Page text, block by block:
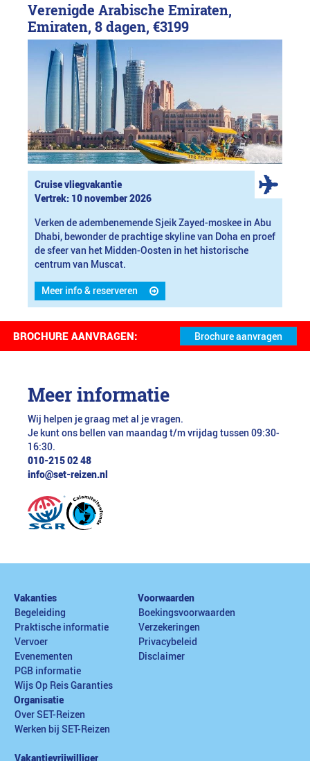
Verenigde Arabische Emiraten,
Emiraten, 8 dagen, €3199
Cruise vliegvakantie
Vertrek: 10 november 2026
Verken de adembenemende Sjeik Zayed-moskee in Abu
Dhabi, bewonder de prachtige skyline van Doha en proef
de sfeer van het Midden-Oosten in het historische
centrum van Muscat.
Meer info & reserveren
BROCHURE AANVRAGEN:
Meer informatie
Wij helpen je graag met al je vragen.
Je kunt ons bellen van maandag t/m vrijdag tussen 09:30-
16:30.
010-215 02 48
info@set-reizen.nl
Vakanties
Begeleiding
Praktische informatie
Vervoer
Evenementen
PGB informatie
Wijs Op Reis Garanties
Voorwaarden
Boekingsvoorwaarden
Verzekeringen
Privacybeleid
Disclaimer
Organisatie
Over SET-Reizen
Werken bij SET-Reizen
Vakantievrijwilliger